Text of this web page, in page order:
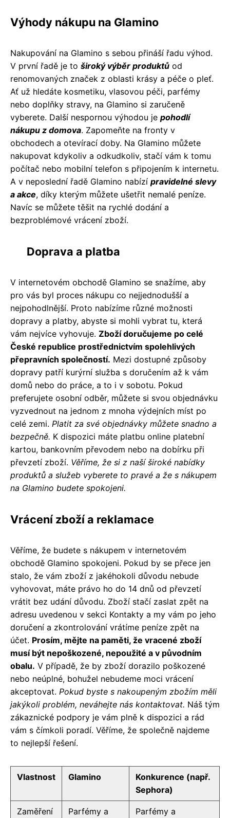
Výhody nákupu na Glamino
Nakupování na Glamino s sebou přináší řadu výhod.
V první řadě je to široký výběr produktů od
renomovaných značek z oblasti krásy a péče o pleť.
Ať už hledáte kosmetiku, vlasovou péči, parfémy
nebo doplňky stravy, na Glamino si zaručeně
vyberete. Další nespornou výhodou je pohodlí
nákupu z domova. Zapomeňte na fronty v
obchodech a otevírací doby. Na Glamino můžete
nakupovat kdykoliv a odkudkoliv, stačí vám k tomu
počítač nebo mobilní telefon s připojením k internetu.
A v neposlední řadě Glamino nabízí pravidelné slevy
a akce, díky kterým můžete ušetřit nemalé peníze.
Navíc se můžete těšit na rychlé dodání a
bezproblémové vrácení zboží.
Doprava a platba
V internetovém obchodě Glamino se snažíme, aby
pro vás byl proces nákupu co nejjednodušší a
nejpohodlnější. Proto nabízíme různé možnosti
dopravy a platby, abyste si mohli vybrat tu, která
vám nejvíce vyhovuje. Zboží doručujeme po celé
České republice prostřednictvím spolehlivých
přepravních společností. Mezi dostupné způsoby
dopravy patří kurýrní služba s doručením až k vám
domů nebo do práce, a to i v sobotu. Pokud
preferujete osobní odběr, můžete si svou objednávku
vyzvednout na jednom z mnoha výdejních míst po
celé zemi. Platit za své objednávky můžete snadno a
bezpečně. K dispozici máte platbu online platební
kartou, bankovním převodem nebo na dobírku při
převzetí zboží. Věříme, že si z naší široké nabídky
produktů a služeb vyberete to pravé a že s nákupem
na Glamino budete spokojeni.
Vrácení zboží a reklamace
Věříme, že budete s nákupem v internetovém
obchodě Glamino spokojeni. Pokud by se přece jen
stalo, že vám zboží z jakéhokoli důvodu nebude
vyhovovat, máte právo ho do 14 dnů od převzetí
vrátit bez udání důvodu. Zboží stačí zaslat zpět na
adresu uvedenou v sekci Kontakty a my vám po jeho
doručení a zkontrolování vrátíme peníze zpět na
účet. Prosím, mějte na paměti, že vracené zboží
musí být nepoškozené, nepoužité a v původním
obalu. V případě, že by zboží dorazilo poškozené
nebo neúplné, bohužel nebudeme moci vrácení
akceptovat. Pokud byste s nakoupeným zbožím měli
jakýkoli problém, neváhejte nás kontaktovat. Náš tým
zákaznické podpory je vám plně k dispozici a rád
vám s čímkoli poradí. Věříme, že společně najdeme
to nejlepší řešení.
Vlastnost Glamino
Konkurence (např.
Sephora)
Zaměření Parfémy a Parfémy a